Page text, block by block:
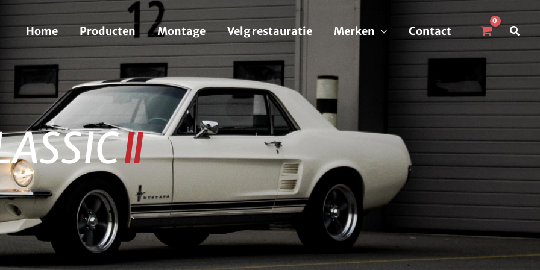
Home Producten Montage Velg restauratie Merken Contact